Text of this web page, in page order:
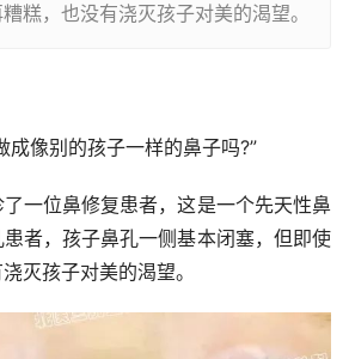
糕，也没有浇灭孩子对美的渴望。
成像别的孩子一样的鼻子吗?”
一位鼻修复患者，这是一个先天性鼻
者，孩子鼻孔一侧基本闭塞，但即使
灭孩子对美的渴望。